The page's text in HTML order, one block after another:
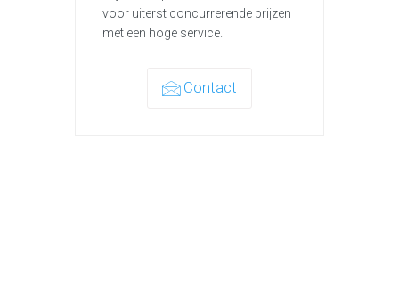
voor uiterst concurrerende prijzen
met een hoge service.
Contact